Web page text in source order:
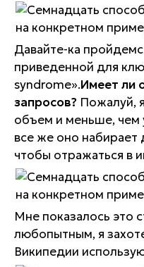
Давайте-ка
приведенной для
syndrome».Имеет ли
запросов? Пожалуй,
объем и меньше, чем
все же оно набирает
чтобы отражаться в
Мне показалось это
любопытным, я
Википедии